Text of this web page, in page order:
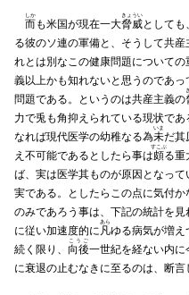
而
しか
も米国が現在一大脅威
きょうい
として
る彼のソ連の軍備と、そうして共
れとは別なこの健康問題についての
義以上かも知れないと思うのであっ
問題である。というのは共産主義の
力で兎も角抑えられている現状であ
なれば現代医学の幼稚なる為未
いま
だ其
え不可能であるとしたら事は頗
すこぶ
る重
ば、実は医学其ものが原因となっ
実である。としたらこの点に気付
のみであろう事は、下記の統計を
に従い加速度的に凡
あら
ゆる病気が増え
続く限り、 向後
こうご
一世紀を経ない内
に衰退の止むなきに至るのは、断言